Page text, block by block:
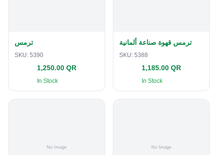
ترمس
SKU: 5390
1,250.00 QR
In Stock
ترمس قهوة صناعة ألمانية
SKU: 5388
1,185.00 QR
In Stock